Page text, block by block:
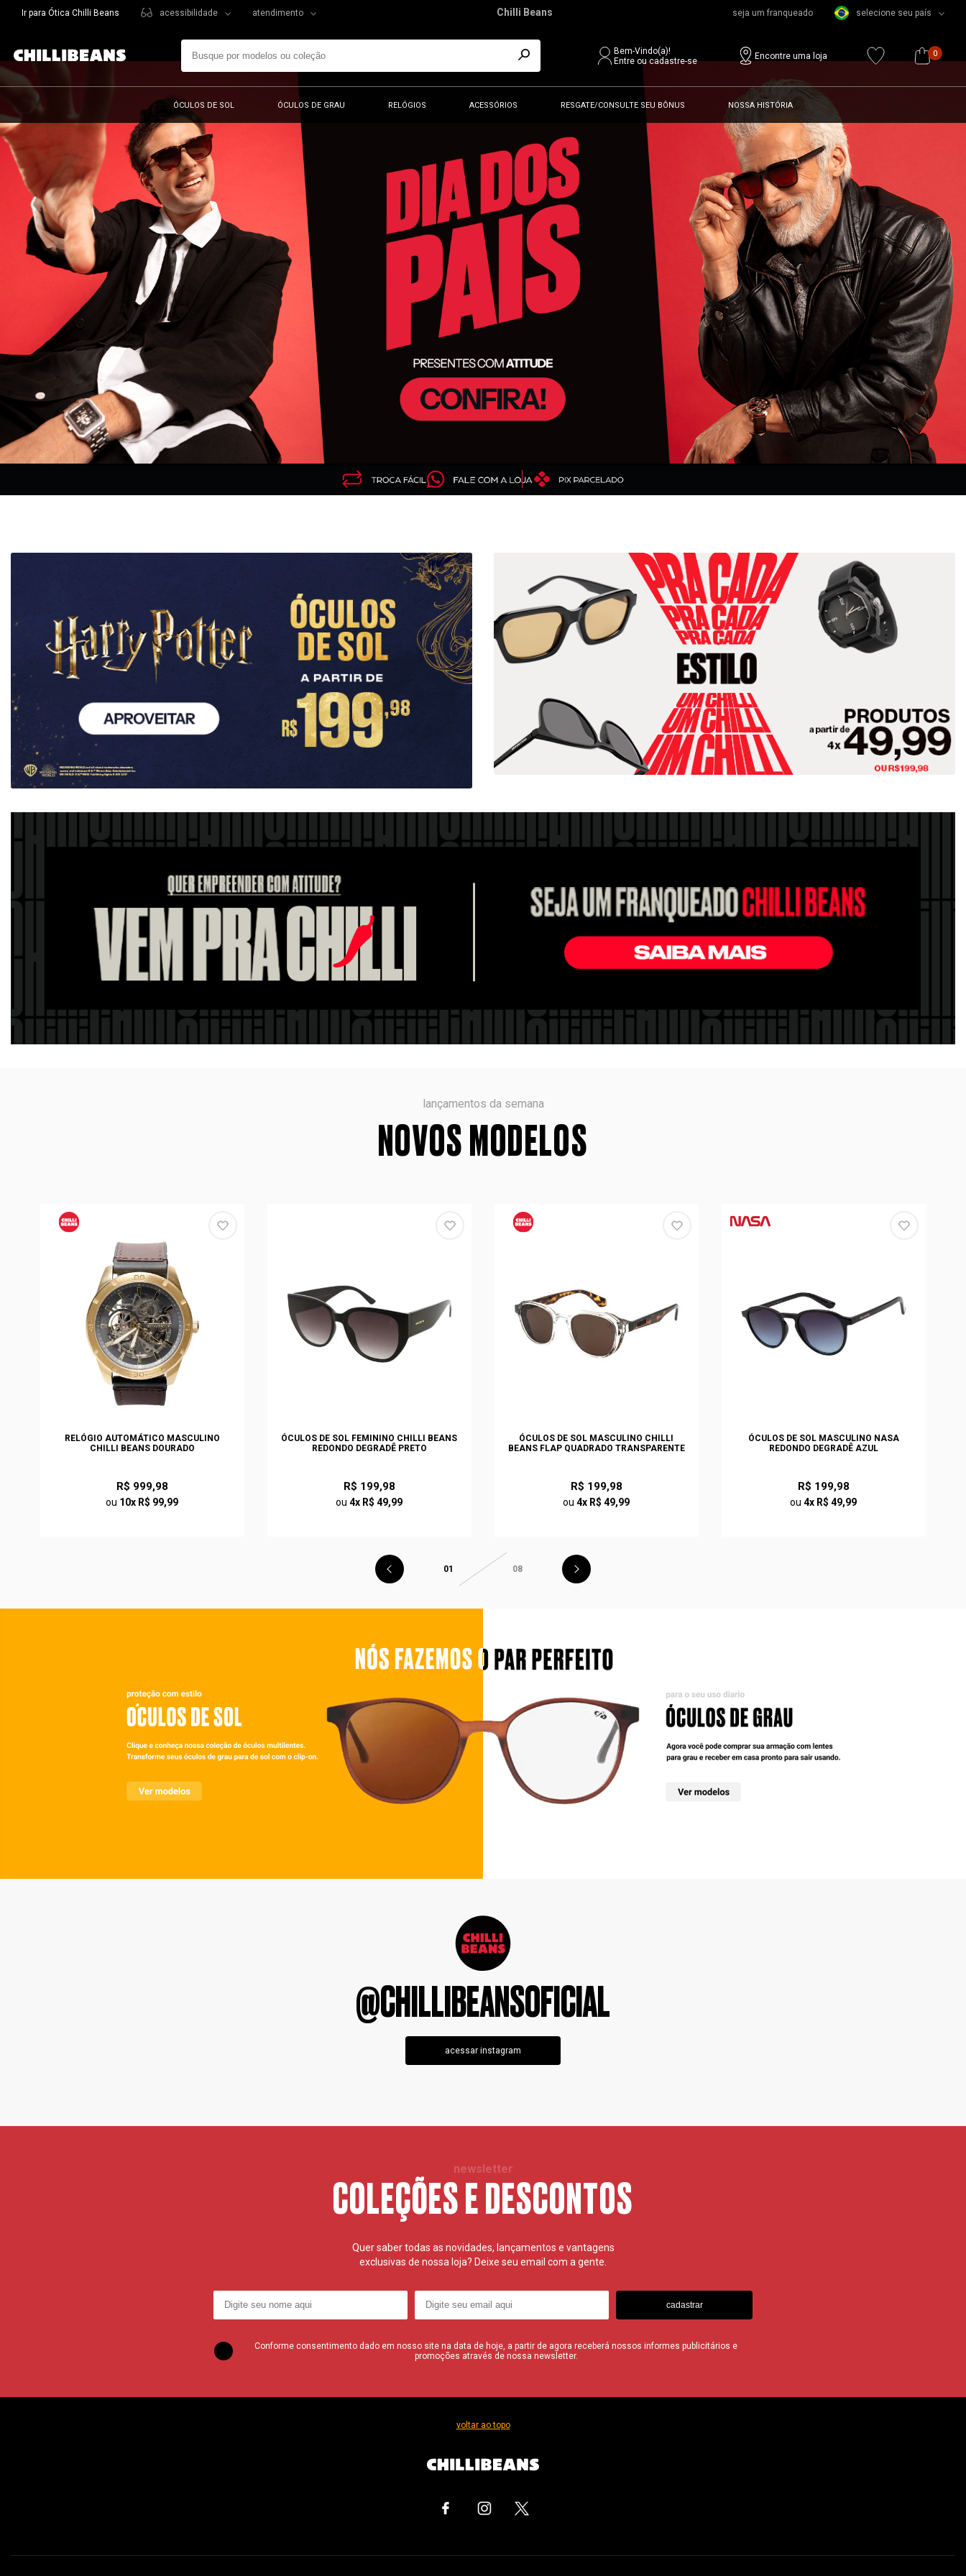
Ir para Ótica Chilli Beans acessibilidade atendimento Chilli Beans seja um franqueado selecione seu país
Bem-Vindo(a)!
Entre ou cadastre-se
Encontre uma loja 0
ÓCULOS DE SOL ÓCULOS DE GRAU RELÓGIOS ACESSÓRIOS RESGATE/CONSULTE SEU BÔNUS NOSSA HISTÓRIA
lançamentos da semana
NOVOS MODELOS
RELÓGIO AUTOMÁTICO MASCULINO
CHILLI BEANS DOURADO
R$ 999,98
ou 10x R$ 99,99
ÓCULOS DE SOL FEMININO CHILLI BEANS
REDONDO DEGRADÊ PRETO
R$ 199,98
ou4x R$ 49,99
ÓCULOS DE SOL MASCULINO CHILLI
BEANS FLAP QUADRADO TRANSPARENTE
R$ 199,98
ou4x R$ 49,99
ÓCULOS DE SOL MASCULINO NASA
REDONDO DEGRADÊ AZUL
R$ 199,98
ou4x R$ 49,99
01 08
@CHILLIBEANSOFICIAL
acessar instagram
newsletter
COLEÇÕES E DESCONTOS
Quer saber todas as novidades, lançamentos e vantagens
exclusivas de nossa loja? Deixe seu email com a gente.
cadastrar
Conforme consentimento dado em nosso site na data de hoje, a partir de agora receberá nossos informes publicitários e
promoções através de nossa newsletter.
voltar ao topo